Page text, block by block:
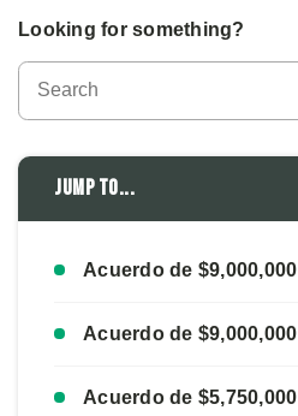
Looking for something?
Jump to...
Acuerdo de $9,000,000
Acuerdo de $9,000,000
Acuerdo de $5,750,000